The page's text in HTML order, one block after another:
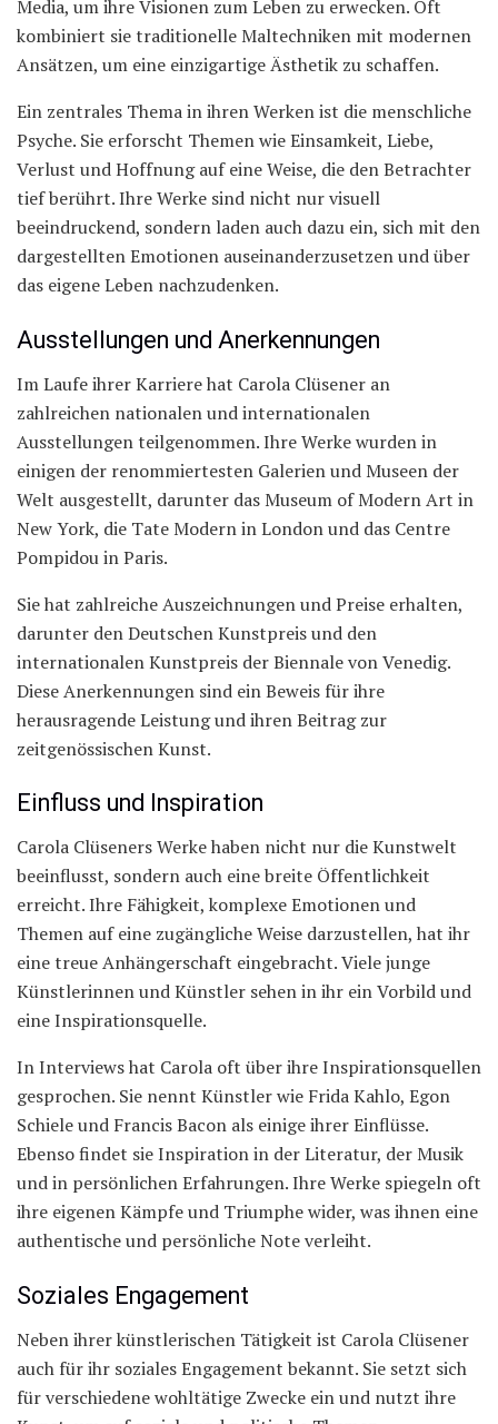
Media, um ihre Visionen zum Leben zu erwecken. Oft
kombiniert sie traditionelle Maltechniken mit modernen
Ansätzen, um eine einzigartige Ästhetik zu schaffen.
Ein zentrales Thema in ihren Werken ist die menschliche
Psyche. Sie erforscht Themen wie Einsamkeit, Liebe,
Verlust und Hoffnung auf eine Weise, die den Betrachter
tief berührt. Ihre Werke sind nicht nur visuell
beeindruckend, sondern laden auch dazu ein, sich mit den
dargestellten Emotionen auseinanderzusetzen und über
das eigene Leben nachzudenken.
Ausstellungen und Anerkennungen
Im Laufe ihrer Karriere hat Carola Clüsener an
zahlreichen nationalen und internationalen
Ausstellungen teilgenommen. Ihre Werke wurden in
einigen der renommiertesten Galerien und Museen der
Welt ausgestellt, darunter das Museum of Modern Art in
New York, die Tate Modern in London und das Centre
Pompidou in Paris.
Sie hat zahlreiche Auszeichnungen und Preise erhalten,
darunter den Deutschen Kunstpreis und den
internationalen Kunstpreis der Biennale von Venedig.
Diese Anerkennungen sind ein Beweis für ihre
herausragende Leistung und ihren Beitrag zur
zeitgenössischen Kunst.
Einfluss und Inspiration
Carola Clüseners Werke haben nicht nur die Kunstwelt
beeinflusst, sondern auch eine breite Öffentlichkeit
erreicht. Ihre Fähigkeit, komplexe Emotionen und
Themen auf eine zugängliche Weise darzustellen, hat ihr
eine treue Anhängerschaft eingebracht. Viele junge
Künstlerinnen und Künstler sehen in ihr ein Vorbild und
eine Inspirationsquelle.
In Interviews hat Carola oft über ihre Inspirationsquellen
gesprochen. Sie nennt Künstler wie Frida Kahlo, Egon
Schiele und Francis Bacon als einige ihrer Einflüsse.
Ebenso findet sie Inspiration in der Literatur, der Musik
und in persönlichen Erfahrungen. Ihre Werke spiegeln oft
ihre eigenen Kämpfe und Triumphe wider, was ihnen eine
authentische und persönliche Note verleiht.
Soziales Engagement
Neben ihrer künstlerischen Tätigkeit ist Carola Clüsener
auch für ihr soziales Engagement bekannt. Sie setzt sich
für verschiedene wohltätige Zwecke ein und nutzt ihre